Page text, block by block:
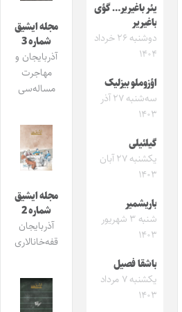
یئر باغیریر… گؤی
باغیریر
دوشنبه ۲۶ خرداد
۱۴۰۴
اؤزوملو بیزلیک
سه‌شنبه ۲۷ آذر
۱۴۰۳
گیلئیلی
یکشنبه ۲۷ آبان
۱۴۰۳
باریشمیر
شنبه ۳ شهریور
۱۴۰۳
باشقا فصیل
یکشنبه ۷ مرداد
۱۴۰۳
مجله ایشیق
شماره 3
آذربایجان و
مهاجرت
مساله‌سی
مجله ایشیق
شماره 2
آذربایجان
قفه‌خانالاری